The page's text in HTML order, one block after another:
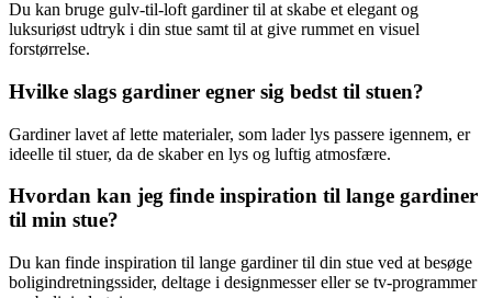
Du kan bruge gulv-til-loft gardiner til at skabe et elegant og
luksuriøst udtryk i din stue samt til at give rummet en visuel
forstørrelse.
Hvilke slags gardiner egner sig bedst til stuen?
Gardiner lavet af lette materialer, som lader lys passere igennem, er
ideelle til stuer, da de skaber en lys og luftig atmosfære.
Hvordan kan jeg finde inspiration til lange gardiner
til min stue?
Du kan finde inspiration til lange gardiner til din stue ved at besøge
boligindretningssider, deltage i designmesser eller se tv-programmer